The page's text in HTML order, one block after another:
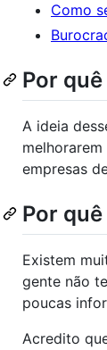
Como
Por
A ideia
empresas
Por
Existem
gente não
poucas
Acredito